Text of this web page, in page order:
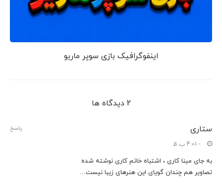
اینفوگرافیک بازی سوپر ماریو
2 دیدگاه ها
ستاری
- 4:01 ب.ظ
به جای مینا کاری ، اشتباه خاتم کاری نوشته شده
تصاویر هم چندان گویای این هنرهای زیبا نیست…
پاسخ